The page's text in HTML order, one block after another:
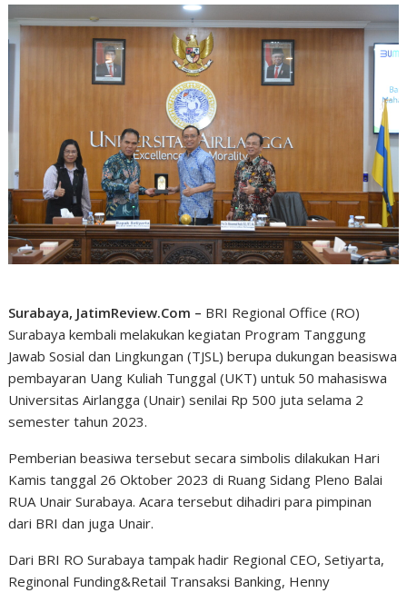
Surabaya, JatimReview.Com – BRI Regional Office (RO)
Surabaya kembali melakukan kegiatan Program Tanggung
Jawab Sosial dan Lingkungan (TJSL) berupa dukungan beasiswa
pembayaran Uang Kuliah Tunggal (UKT) untuk 50 mahasiswa
Universitas Airlangga (Unair) senilai Rp 500 juta selama 2
semester tahun 2023.
Pemberian beasiwa tersebut secara simbolis dilakukan Hari
Kamis tanggal 26 Oktober 2023 di Ruang Sidang Pleno Balai
RUA Unair Surabaya. Acara tersebut dihadiri para pimpinan
dari BRI dan juga Unair.
Dari BRI RO Surabaya tampak hadir Regional CEO, Setiyarta,
Reginonal Funding&Retail Transaksi Banking, Henny